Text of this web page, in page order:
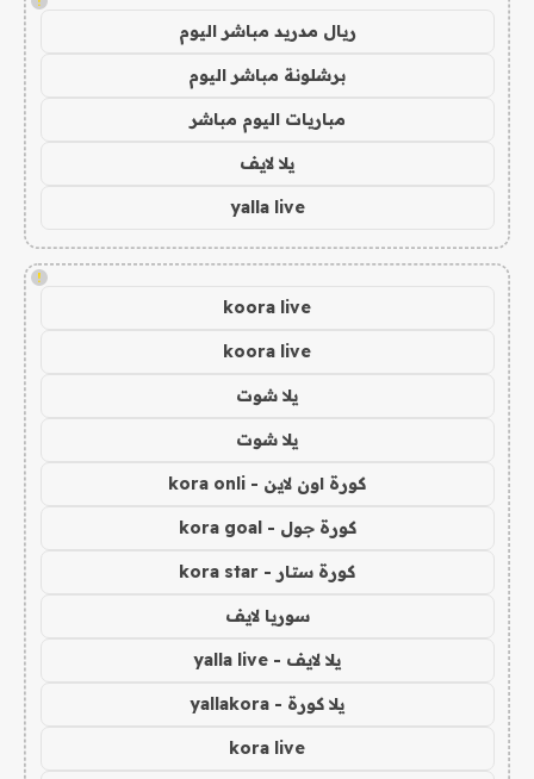
ريال مدريد مباشر اليوم
برشلونة مباشر اليوم
مباريات اليوم مباشر
يلا لايف
yalla live
!
koora live
koora live
يلا شوت
يلا شوت
كورة اون لاين - kora onli
كورة جول - kora goal
كورة ستار - kora star
سوريا لايف
يلا لايف - yalla live
يلا كورة - yallakora
kora live